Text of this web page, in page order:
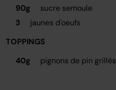
90g
sucre semoule
3
jaunes d'oeufs
TOPPINGS
40g
pignons de pin grillés